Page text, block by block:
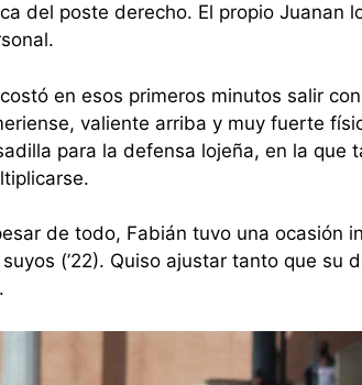
del poste derecho. El propio Juanan
en esos primeros minutos salir
valiente arriba y muy fuerte
para la defensa lojeña, en la que
de todo, Fabián tuvo una ocasión
suyos (’22). Quiso ajustar tanto que